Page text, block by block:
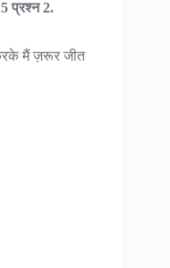
प्रश्न 2.
मैं ज़रूर जीत